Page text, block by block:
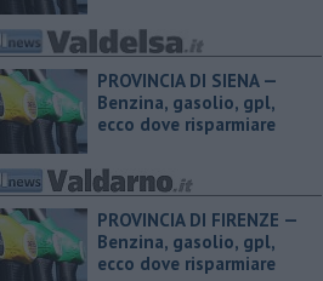
PROVINCIA DI SIENA — ​
Benzina, gasolio, gpl,
ecco dove risparmiare
PROVINCIA DI FIRENZE — ​
Benzina, gasolio, gpl,
ecco dove risparmiare